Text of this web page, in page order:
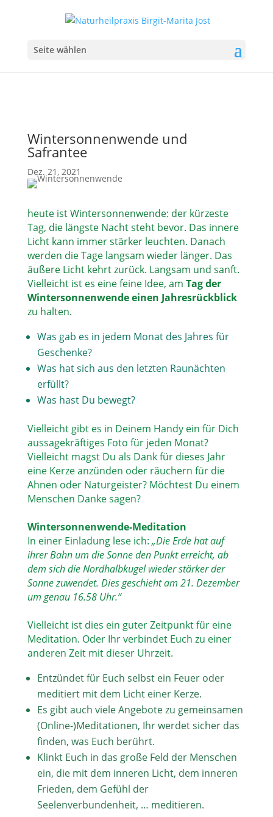
Seite wählen
Wintersonnenwende und
Safrantee
Dez. 21, 2021
heute ist Wintersonnenwende: der kürzeste
Tag, die längste Nacht steht bevor. Das innere
Licht kann immer stärker leuchten. Danach
werden die Tage langsam wieder länger. Das
äußere Licht kehrt zurück. Langsam und sanft.
Vielleicht ist es eine feine Idee, am Tag der
Wintersonnenwende einen Jahresrückblick
zu halten.
Was gab es in jedem Monat des Jahres für
Geschenke?
Was hat sich aus den letzten Raunächten
erfüllt?
Was hast Du bewegt?
Vielleicht gibt es in Deinem Handy ein für Dich
aussagekräftiges Foto für jeden Monat?
Vielleicht magst Du als Dank für dieses Jahr
eine Kerze anzünden oder räuchern für die
Ahnen oder Naturgeister? Möchtest Du einem
Menschen Danke sagen?
Wintersonnenwende-Meditation
In einer Einladung lese ich: „Die Erde hat auf
ihrer Bahn um die Sonne den Punkt erreicht, ab
dem sich die Nordhalbkugel wieder stärker der
Sonne zuwendet. Dies geschieht am 21. Dezember
um genau 16.58 Uhr.“
Vielleicht ist dies ein guter Zeitpunkt für eine
Meditation. Oder Ihr verbindet Euch zu einer
anderen Zeit mit dieser Uhrzeit.
Entzündet für Euch selbst ein Feuer oder
meditiert mit dem Licht einer Kerze.
Es gibt auch viele Angebote zu gemeinsamen
(Online-)Meditationen, Ihr werdet sicher das
finden, was Euch berührt.
Klinkt Euch in das große Feld der Menschen
ein, die mit dem inneren Licht, dem inneren
Frieden, dem Gefühl der
Seelenverbundenheit, … meditieren.